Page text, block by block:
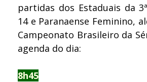
partidas dos Estaduais da
14 e Paranaense Feminino,
Campeonato Brasileiro da
agenda do dia:
8h45